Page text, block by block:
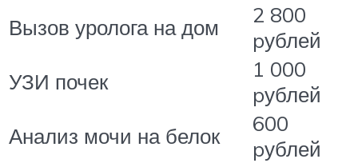
Вызов уролога на дом
2 800
pублей
УЗИ почек
1 000
pублей
Анализ мочи на белок
600
pублей